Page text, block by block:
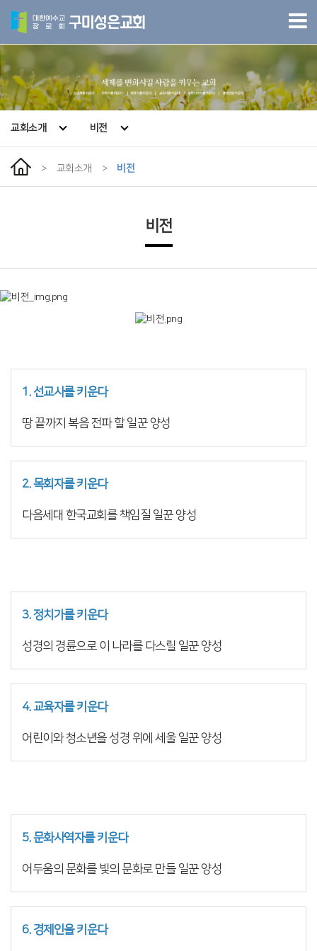
교회소개 비전
> 교회소개 > 비전
비전
1. 선교사를 키운다
땅 끝까지 복음 전파 할 일꾼 양성
2. 목회자를 키운다
다음세대 한국교회를 책임질 일꾼 양성
3. 정치가를 키운다
성경의 경륜으로 이 나라를 다스릴 일꾼 양성
4. 교육자를 키운다
어린이와 청소년을 성경 위에 세울 일꾼 양성
5. 문화사역자를 키운다
어두움의 문화를 빛의 문화로 만들 일꾼 양성
6. 경제인을 키운다